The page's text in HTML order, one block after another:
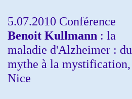
5.07.2010 Conférence
Benoit Kullmann : la
maladie d'Alzheimer : du
mythe à la mystification,
Nice